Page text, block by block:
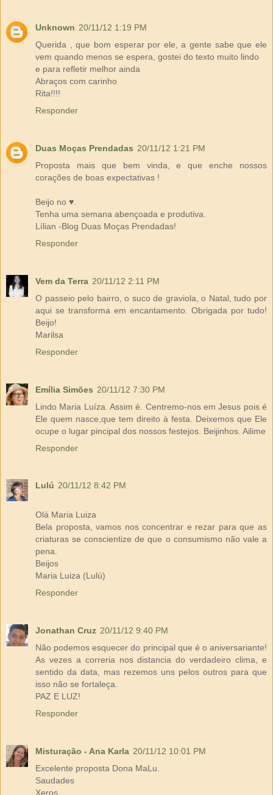
Unknown 20/11/12 1:19 PM
Querida , que bom esperar por ele, a gente sabe que ele
vem quando menos se espera, gostei do texto muito lindo
e para refletir melhor ainda
Abraços com carinho
Rita!!!!
Responder
Duas Moças Prendadas 20/11/12 1:21 PM
Proposta mais que bem vinda, e que enche nossos
corações de boas expectativas !
Beijo no ♥.
Tenha uma semana abençoada e produtiva.
Lílian -Blog Duas Moças Prendadas!
Responder
Vem da Terra 20/11/12 2:11 PM
O passeio pelo bairro, o suco de graviola, o Natal, tudo por
aqui se transforma em encantamento. Obrigada por tudo!
Beijo!
Marilsa
Responder
Emília Simões 20/11/12 7:30 PM
Lindo Maria Luíza. Assim é. Centremo-nos em Jesus pois é
Ele quem nasce,que tem direito à festa. Deixemos que Ele
ocupe o lugar pincipal dos nossos festejos. Beijinhos. Ailime
Responder
Lulú 20/11/12 8:42 PM
Olá Maria Luiza
Bela proposta, vamos nos concentrar e rezar para que as
criaturas se conscientize de que o consumismo não vale a
pena.
Beijos
Maria Luiza (Lulú)
Responder
Jonathan Cruz 20/11/12 9:40 PM
Não podemos esquecer do principal que é o aniversariante!
As vezes a correria nos distancia do verdadeiro clima, e
sentido da data, mas rezemos uns pelos outros para que
isso não se fortaleça.
PAZ E LUZ!
Responder
Misturação - Ana Karla 20/11/12 10:01 PM
Excelente proposta Dona MaLu.
Saudades
Xeros